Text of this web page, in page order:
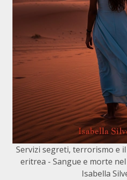
Servizi segreti, terrorismo e
eritrea - Sangue e morte
Isabella